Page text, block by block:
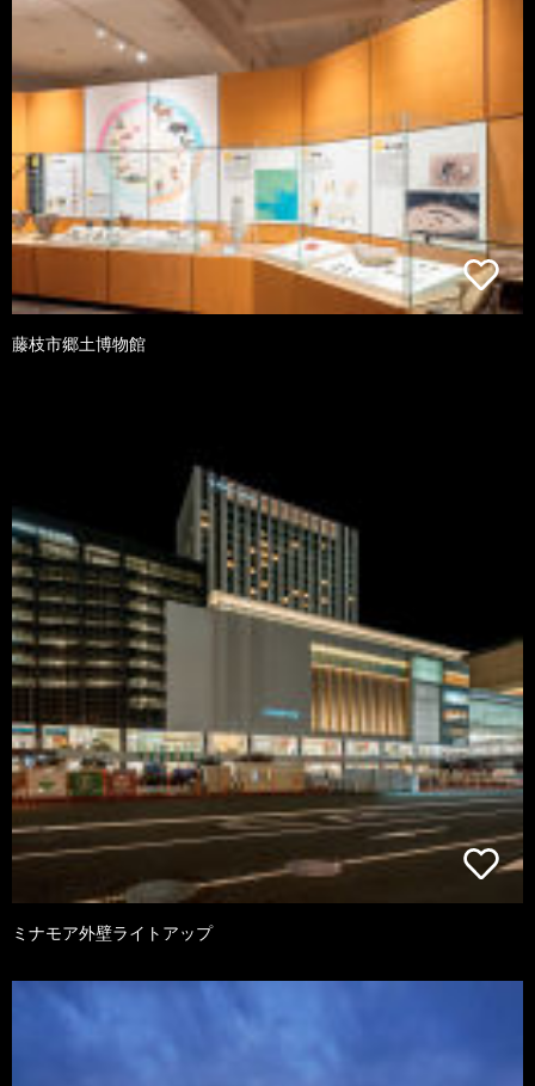
藤枝市郷土博物館
ミナモア外壁ライトアップ